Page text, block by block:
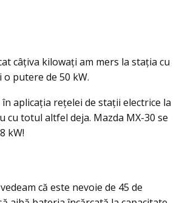
câțiva kilowați am mers la stația cu
putere de 50 kW.
aplicația rețelei de stații electrice la
cu totul altfel deja. Mazda MX-30 se
kW!
că este nevoie de 45 de